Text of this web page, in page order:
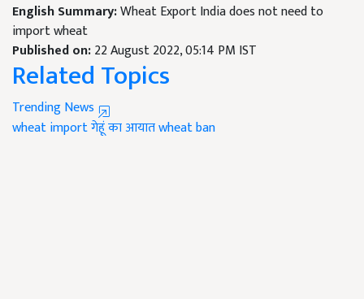
English Summary:Wheat Export India does not need to
import wheat
Published on:22 August 2022, 05:14 PM IST
Related Topics
Trending News
wheat importगेहूं का आयातwheat ban